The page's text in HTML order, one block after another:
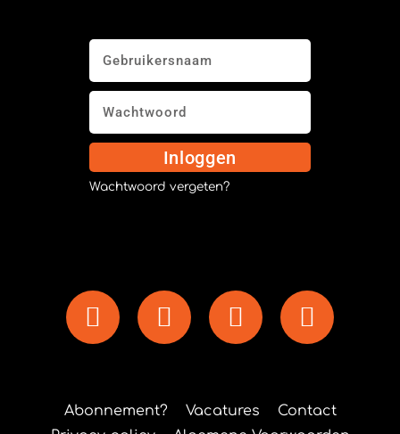
Inloggen
Wachtwoord vergeten?
Abonnement? Vacatures
Contact